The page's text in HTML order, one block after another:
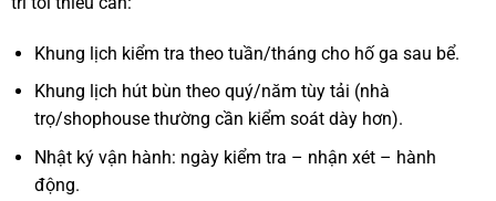
Khung lịch kiểm tra theo tuần/tháng cho hố ga sau bể.
Khung lịch hút bùn theo quý/năm tùy tải (nhà
trọ/shophouse thường cần kiểm soát dày hơn).
Nhật ký vận hành: ngày kiểm tra – nhận xét – hành
động.